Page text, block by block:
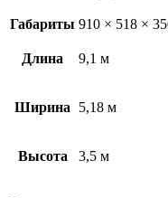
Габариты 910 × 518 ×
Длина 9,1 м
Ширина 5,18 м
Высота 3,5 м